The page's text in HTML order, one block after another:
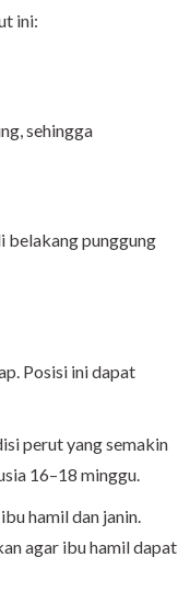
ini:
sehingga
belakang punggung
Posisi ini dapat
perut yang semakin
16–18 minggu.
hamil dan janin.
agar ibu hamil dapat